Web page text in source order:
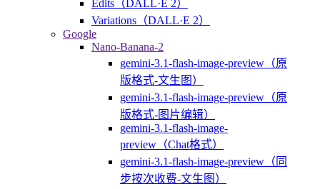
Edits（DALL·E 2）
Variations（DALL·E 2）
Google
Nano-Banana-2
gemini-3.1-flash-image-preview（原
版格式-文生图）
gemini-3.1-flash-image-preview（原
版格式-图片编辑）
gemini-3.1-flash-image-
preview（Chat格式）
gemini-3.1-flash-image-preview（同
步按次收费-文生图）